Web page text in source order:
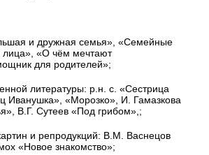
и дружная семья», «Семейные
«О чём мечтают
для родителей»;
литературы: р.н. с. «Сестрица
Иванушка», «Морозко», И. Гамазкова
В.Г. Сутеев «Под грибом»,;
и репродукций: В.М. Васнецов
«Новое знакомство»;